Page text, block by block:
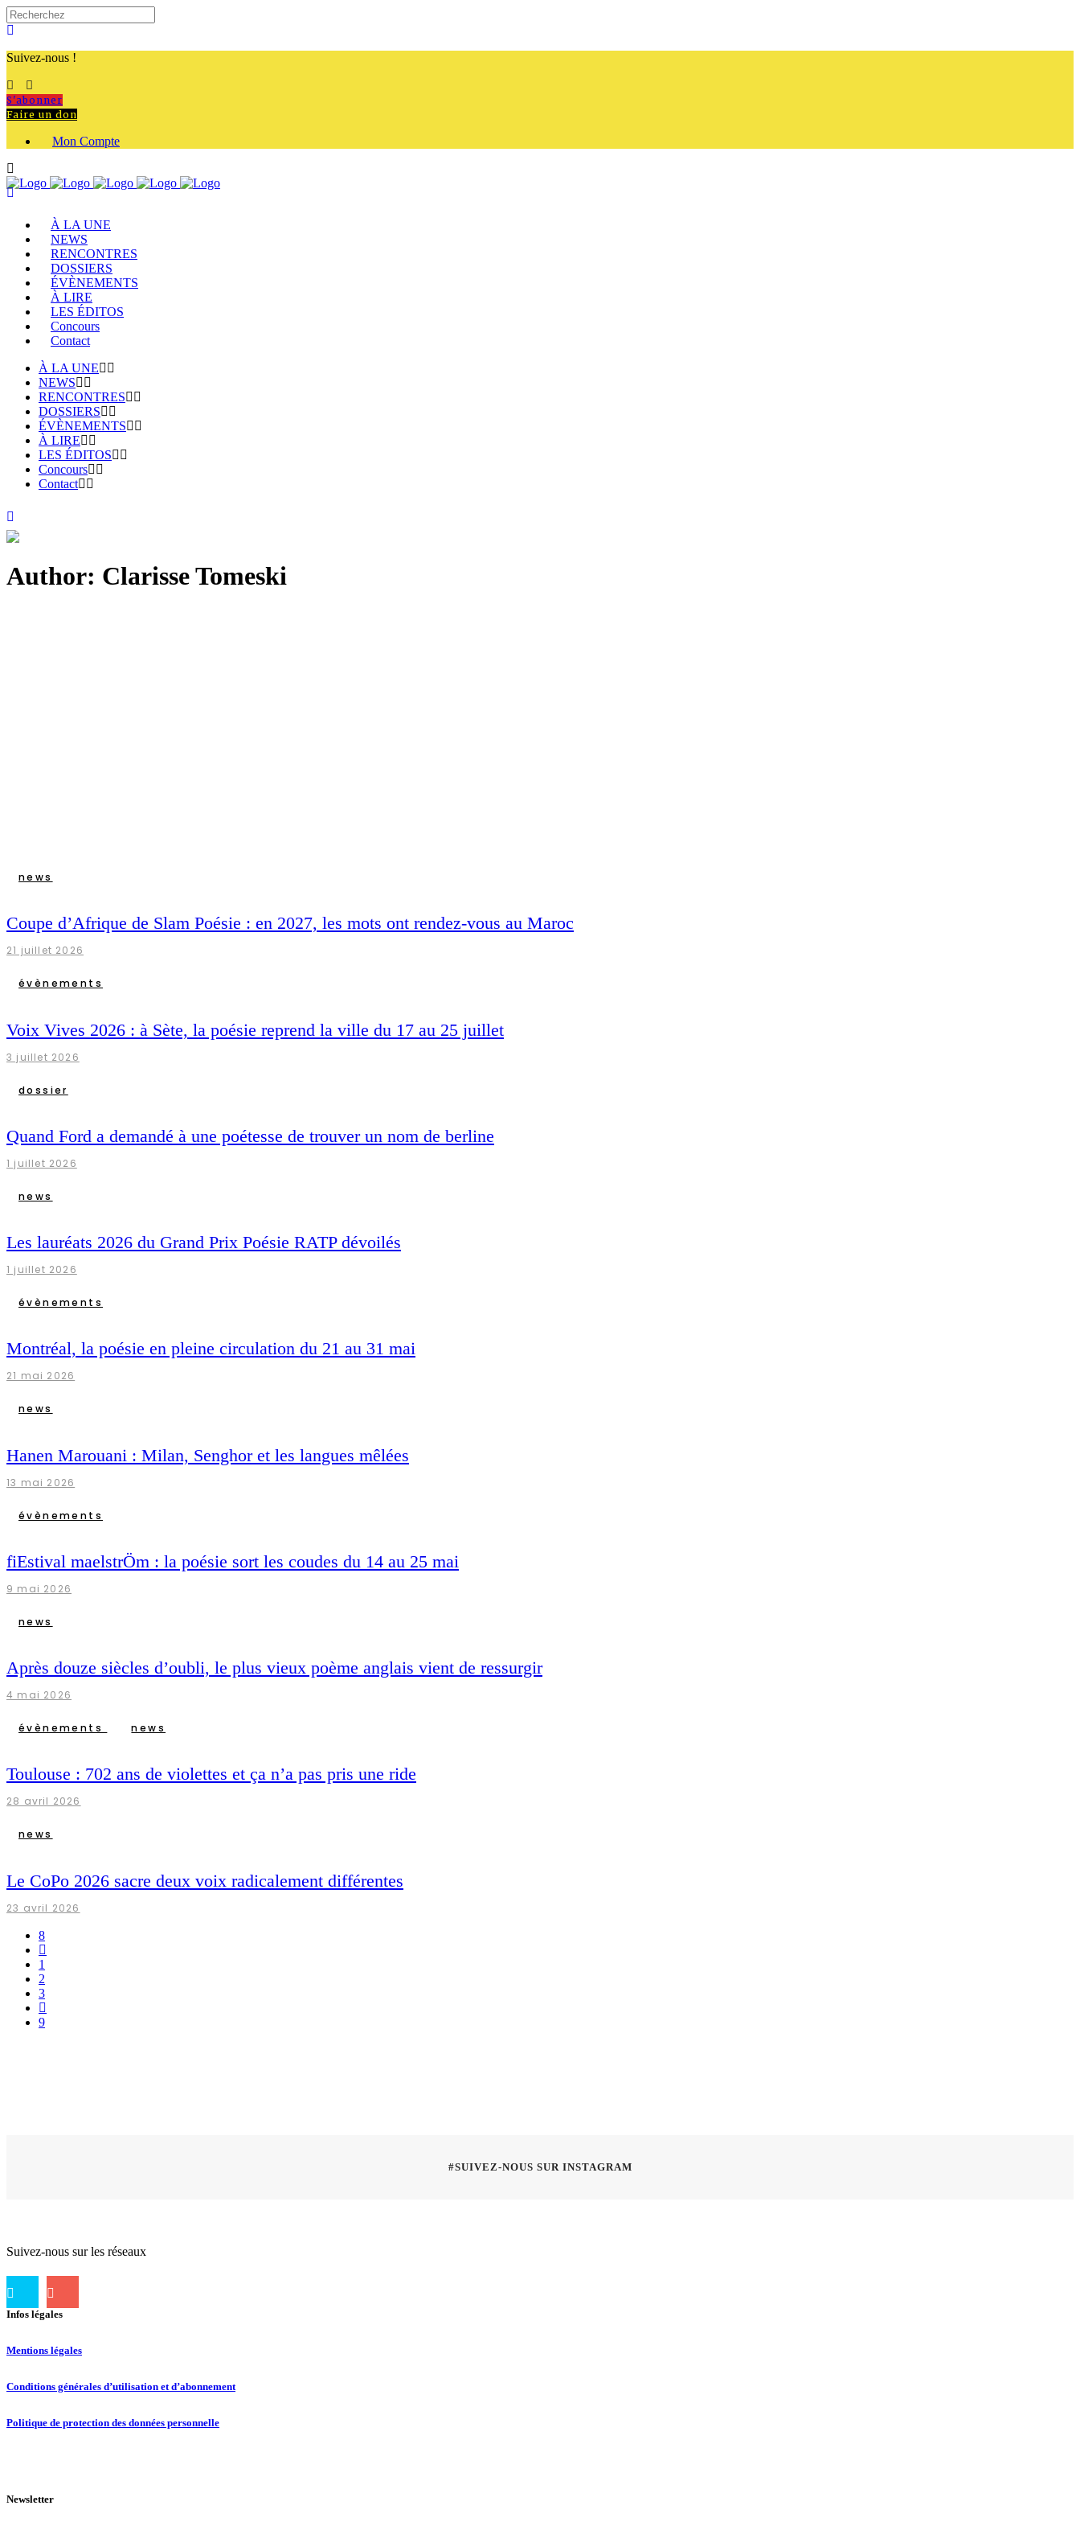
Suivez-nous !
S'abonner
Faire un don
Mon Compte
À LA UNE
NEWS
RENCONTRES
DOSSIERS
ÉVÈNEMENTS
À LIRE
LES ÉDITOS
Concours
Contact
À LA UNE
NEWS
RENCONTRES
DOSSIERS
ÉVÈNEMENTS
À LIRE
LES ÉDITOS
Concours
Contact
Author: Clarisse Tomeski
news
Coupe d’Afrique de Slam Poésie : en 2027, les mots ont rendez-vous au Maroc
21 juillet 2026
évènements
Voix Vives 2026 : à Sète, la poésie reprend la ville du 17 au 25 juillet
3 juillet 2026
dossier
Quand Ford a demandé à une poétesse de trouver un nom de berline
1 juillet 2026
news
Les lauréats 2026 du Grand Prix Poésie RATP dévoilés
1 juillet 2026
évènements
Montréal, la poésie en pleine circulation du 21 au 31 mai
21 mai 2026
news
Hanen Marouani : Milan, Senghor et les langues mêlées
13 mai 2026
évènements
fiEstival maelstrÖm : la poésie sort les coudes du 14 au 25 mai
9 mai 2026
news
Après douze siècles d’oubli, le plus vieux poème anglais vient de ressurgir
4 mai 2026
évènements news
Toulouse : 702 ans de violettes et ça n’a pas pris une ride
28 avril 2026
news
Le CoPo 2026 sacre deux voix radicalement différentes
23 avril 2026
1
2
3
#SUIVEZ-NOUS SUR INSTAGRAM
Suivez-nous sur les réseaux
Infos légales
Mentions légales
Conditions générales d’utilisation et d’abonnement
Politique de protection des données personnelle
Newsletter